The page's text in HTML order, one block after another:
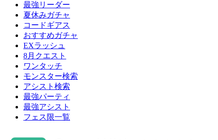
最強リーダー
夏休みガチャ
コードギアス
おすすめガチャ
EXラッシュ
8月クエスト
ワンタッチ
モンスター検索
アシスト検索
最強パーティ
最強アシスト
フェス限一覧